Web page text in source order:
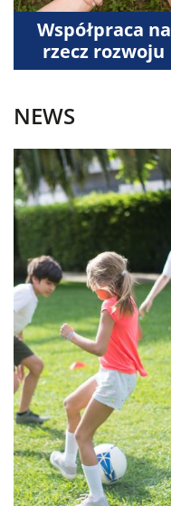
Współpraca na
rzecz rozwoju
NEWS